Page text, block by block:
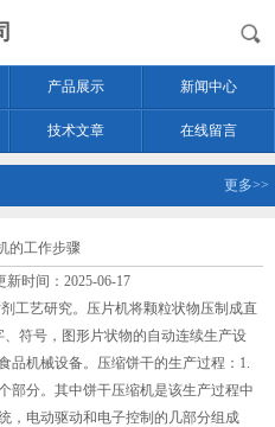
产品展示 新闻中心
技术文章 在线留言
更多>>
的工作步骤
新时间：2025-06-17
工艺研究。压片机将颗粒状物压制成直
符号，图形片状物的自动连续生产设
品机械设备。压缩饼干的生产过程：1.
部分。其中饼干压缩机是该生产过程中
，电动驱动和电子控制的几部分组成